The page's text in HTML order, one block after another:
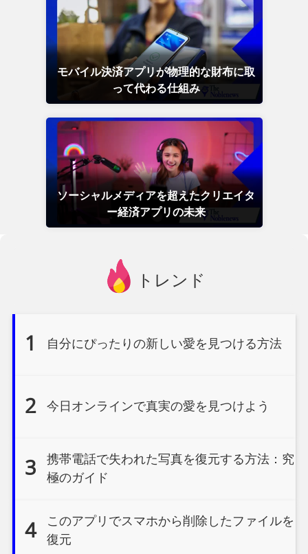
モバイル決済アプリが物理的な財布に取
って代わる仕組み
ソーシャルメディアを超えたクリエイタ
ー経済アプリの未来
トレンド
1 自分にぴったりの新しい愛を見つける方法
2 今日オンラインで真実の愛を見つけよう
3
携帯電話で失われた写真を復元する方法：究
極のガイド
4
このアプリでスマホから削除したファイルを
復元